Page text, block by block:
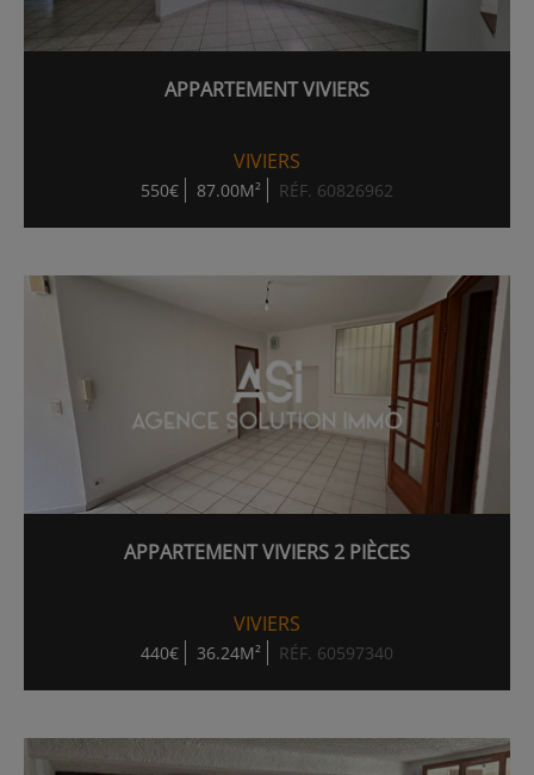
APPARTEMENT VIVIERS
VIVIERS
550€ 87.00M² RÉF. 60826962
APPARTEMENT VIVIERS 2 PIÈCES
VIVIERS
440€ 36.24M² RÉF. 60597340